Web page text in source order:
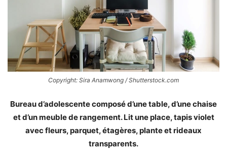
Copyright: Sira Anamwong / Shutterstock.com
Bureau d’adolescente composé d’une table, d’une chaise
et d’un meuble de rangement. Lit une place, tapis violet
avec fleurs, parquet, étagères, plante et rideaux
transparents.